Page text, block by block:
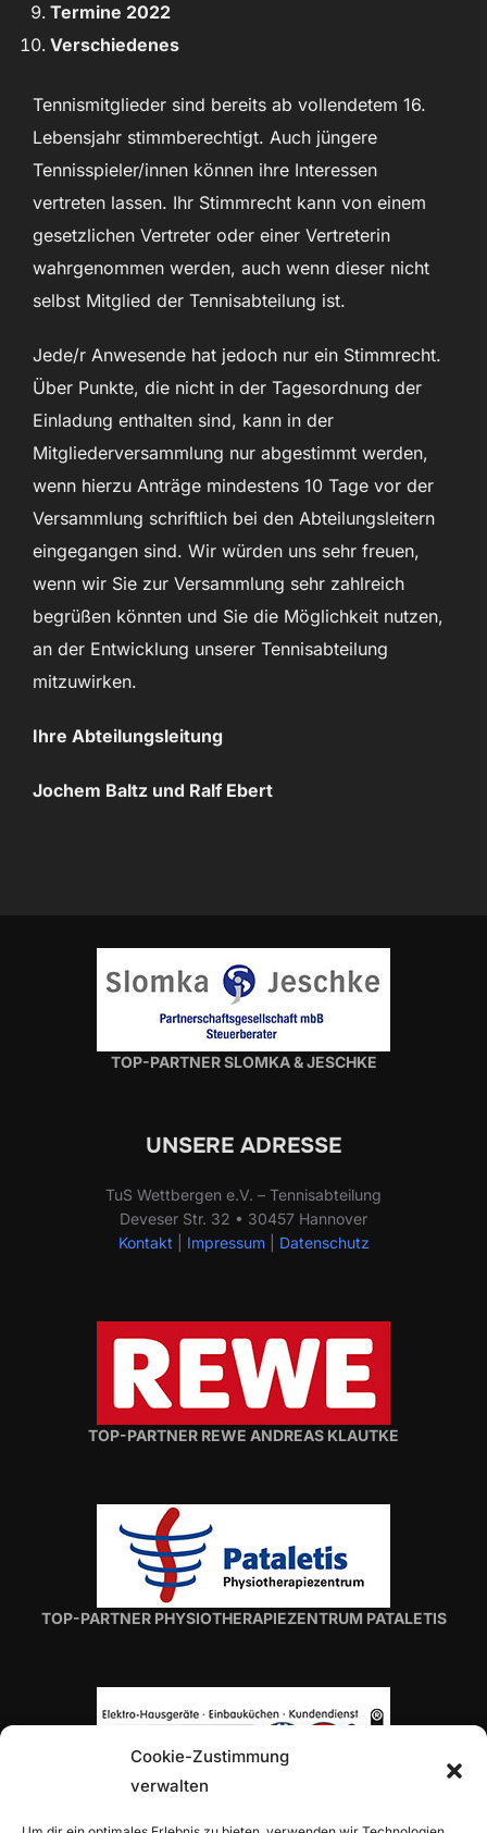
Cookie-Zustimmung
verwalten
Termine 2022
Verschiedenes
Tennismitglieder sind bereits ab vollendetem 16.
Lebensjahr stimmberechtigt. Auch jüngere
Tennisspieler/innen können ihre Interessen
vertreten lassen. Ihr Stimmrecht kann von einem
gesetzlichen Vertreter oder einer Vertreterin
wahrgenommen werden, auch wenn dieser nicht
selbst Mitglied der Tennisabteilung ist.
Jede/r Anwesende hat jedoch nur ein Stimmrecht.
Über Punkte, die nicht in der Tagesordnung der
Einladung enthalten sind, kann in der
Mitgliederversammlung nur abgestimmt werden,
wenn hierzu Anträge mindestens 10 Tage vor der
Versammlung schriftlich bei den Abteilungsleitern
eingegangen sind. Wir würden uns sehr freuen,
wenn wir Sie zur Versammlung sehr zahlreich
begrüßen könnten und Sie die Möglichkeit nutzen,
an der Entwicklung unserer Tennisabteilung
mitzuwirken.
Ihre Abteilungsleitung
Jochem Baltz und Ralf Ebert
TOP-PARTNER SLOMKA & JESCHKE
UNSERE ADRESSE
TuS Wettbergen e.V. – Tennisabteilung
Deveser Str. 32 • 30457 Hannover
Kontakt
Impressum| Datenschutz
TOP-PARTNER REWE ANDREAS KLAUTKE
TOP-PARTNER PHYSIOTHERAPIEZENTRUM PATALETIS